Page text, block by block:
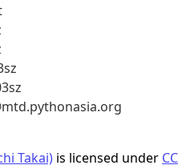
Takai) is licensed under